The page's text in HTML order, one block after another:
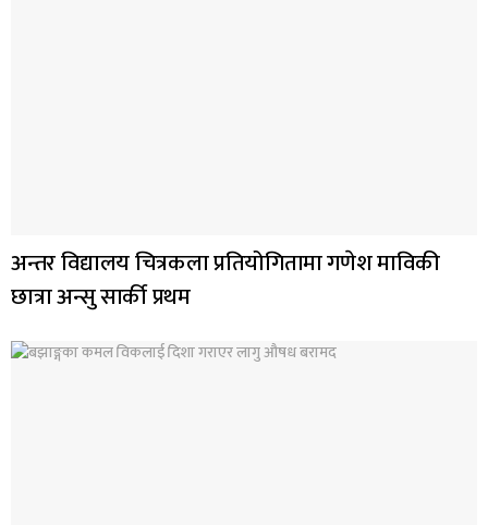
अन्तर विद्यालय चित्रकला प्रतियोगितामा गणेश माविकी
छात्रा अन्सु सार्की प्रथम